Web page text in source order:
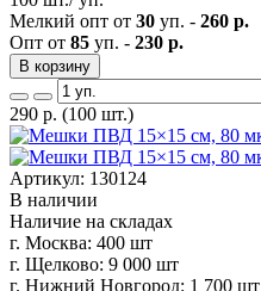
Мелкий опт от 30 уп. - 260 р.
Опт от 85 уп. - 230 р.
В корзину
290 р. (100 шт.)
Артикул: 130124
В наличии
Наличие на складах
г. Москва: 400 шт
г. Щелково: 9 000 шт
г. Нижний Новгород: 1 700 шт